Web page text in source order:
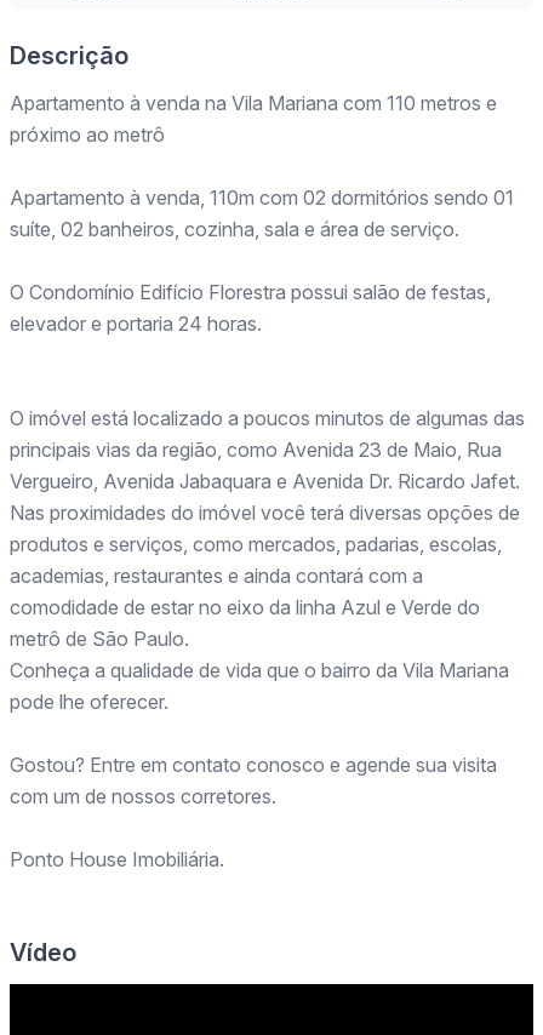
Descrição
Apartamento à venda na Vila Mariana com 110 metros e
próximo ao metrô
Apartamento à venda, 110m com 02 dormitórios sendo 01
suíte, 02 banheiros, cozinha, sala e área de serviço.
O Condomínio Edifício Florestra possui salão de festas,
elevador e portaria 24 horas.
O imóvel está localizado a poucos minutos de algumas das
principais vias da região, como Avenida 23 de Maio, Rua
Vergueiro, Avenida Jabaquara e Avenida Dr. Ricardo Jafet.
Nas proximidades do imóvel você terá diversas opções de
produtos e serviços, como mercados, padarias, escolas,
academias, restaurantes e ainda contará com a
comodidade de estar no eixo da linha Azul e Verde do
metrô de São Paulo.
Conheça a qualidade de vida que o bairro da Vila Mariana
pode lhe oferecer.
Gostou? Entre em contato conosco e agende sua visita
com um de nossos corretores.
Ponto House Imobiliária.
Vídeo